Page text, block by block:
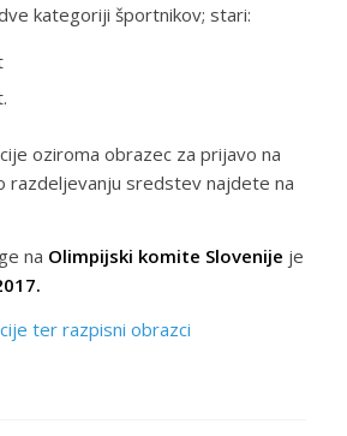
kategoriji športnikov; stari:
oziroma obrazec za prijavo na
razdeljevanju sredstev najdete na
na Olimpijski komite Slovenije je
ter razpisni obrazci